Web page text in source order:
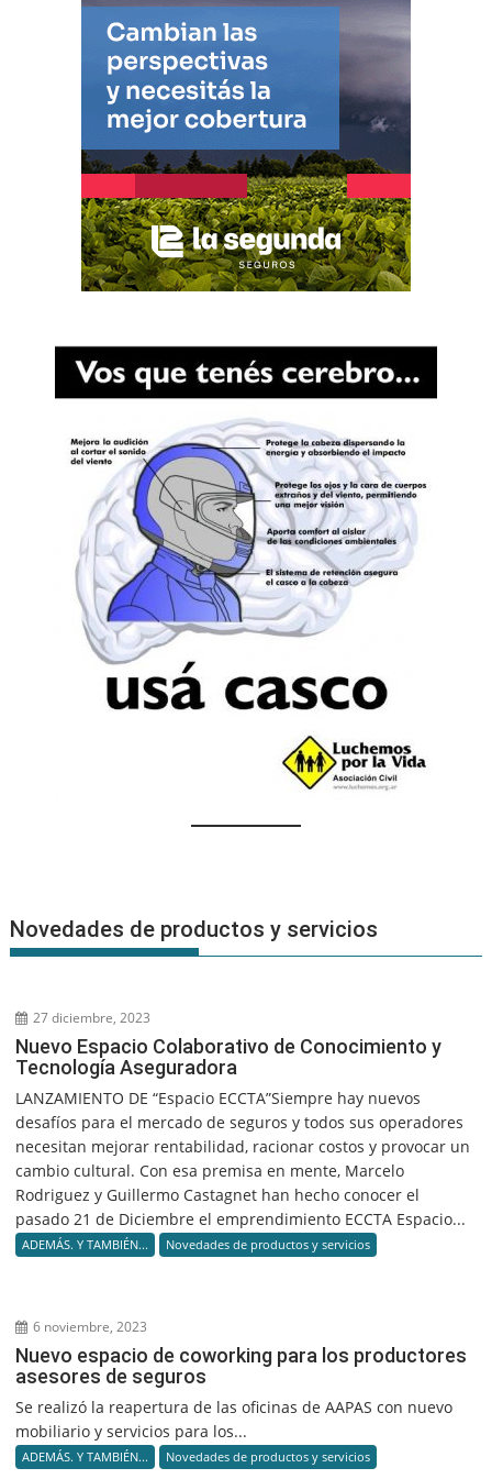
Novedades de productos y servicios
27 diciembre, 2023
Nuevo Espacio Colaborativo de Conocimiento y
Tecnología Aseguradora
LANZAMIENTO DE “Espacio ECCTA”Siempre hay nuevos
desafíos para el mercado de seguros y todos sus operadores
necesitan mejorar rentabilidad, racionar costos y provocar un
cambio cultural. Con esa premisa en mente, Marcelo
Rodriguez y Guillermo Castagnet han hecho conocer el
pasado 21 de Diciembre el emprendimiento ECCTA Espacio...
ADEMÁS. Y TAMBIÉN... Novedades de productos y servicios
6 noviembre, 2023
Nuevo espacio de coworking para los productores
asesores de seguros
Se realizó la reapertura de las oficinas de AAPAS con nuevo
mobiliario y servicios para los...
ADEMÁS. Y TAMBIÉN... Novedades de productos y servicios